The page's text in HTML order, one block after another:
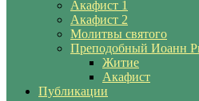
Акафист 1
Акафист 2
Молитвы святого
Преподобный Иоанн
Житие
Акафист
Публикации